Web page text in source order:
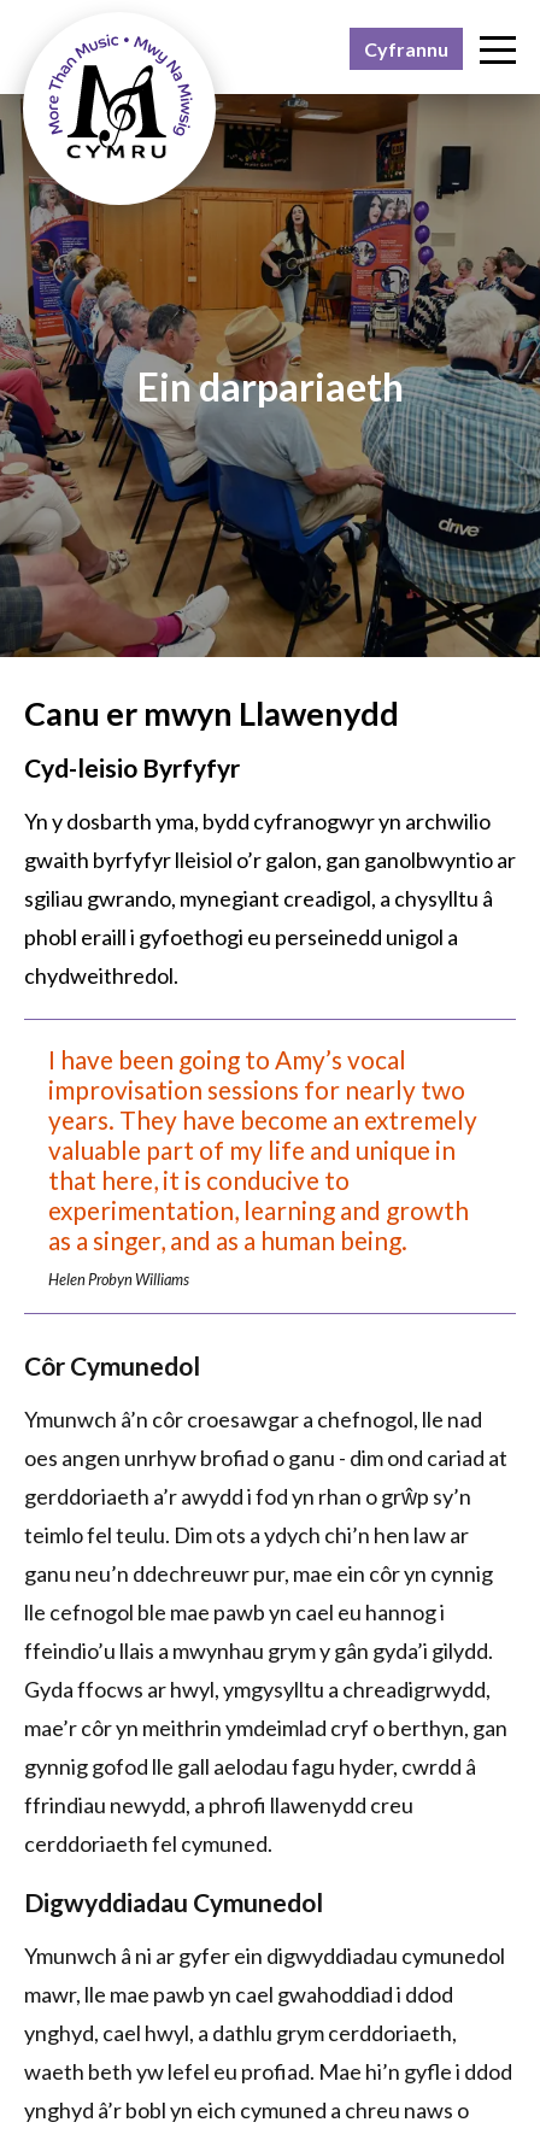
Pam?
Beth?
Pwy?
Adborth
Ymuno â ni
Cysylltu
Cyfrannu
Ein darpariaeth
Canu er mwyn Llawenydd
Cyd-leisio Byrfyfyr
Yn y dosbarth yma, bydd cyfranogwyr yn archwilio
gwaith byrfyfyr lleisiol o’r galon, gan ganolbwyntio ar
sgiliau gwrando, mynegiant creadigol, a chysylltu â
phobl eraill i gyfoethogi eu perseinedd unigol a
chydweithredol.
I have been going to Amy’s vocal
improvisation sessions for nearly two
years. They have become an extremely
valuable part of my life and unique in
that here, it is conducive to
experimentation, learning and growth
as a singer, and as a human being.
Helen Probyn Williams
Côr Cymunedol
Ymunwch â’n côr croesawgar a chefnogol, lle nad
oes angen unrhyw brofiad o ganu - dim ond cariad at
gerddoriaeth a’r awydd i fod yn rhan o grŵp sy’n
teimlo fel teulu. Dim ots a ydych chi’n hen law ar
ganu neu’n ddechreuwr pur, mae ein côr yn cynnig
lle cefnogol ble mae pawb yn cael eu hannog i
ffeindio’u llais a mwynhau grym y gân gyda’i gilydd.
Gyda ffocws ar hwyl, ymgysylltu a chreadigrwydd,
mae’r côr yn meithrin ymdeimlad cryf o berthyn, gan
gynnig gofod lle gall aelodau fagu hyder, cwrdd â
ffrindiau newydd, a phrofi llawenydd creu
cerddoriaeth fel cymuned.
Digwyddiadau Cymunedol
Ymunwch â ni ar gyfer ein digwyddiadau cymunedol
mawr, lle mae pawb yn cael gwahoddiad i ddod
ynghyd, cael hwyl, a dathlu grym cerddoriaeth,
waeth beth yw lefel eu profiad. Mae hi’n gyfle i ddod
ynghyd â’r bobl yn eich cymuned a chreu naws o